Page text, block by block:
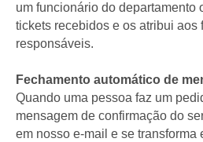
um funcionário do departamento
tickets recebidos e os atribui aos
responsáveis.
Fechamento automático de
Quando uma pessoa faz um
mensagem de confirmação do
em nosso e-mail e se transforma